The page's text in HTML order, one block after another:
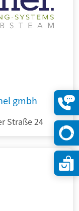
gmbh
Straße 24